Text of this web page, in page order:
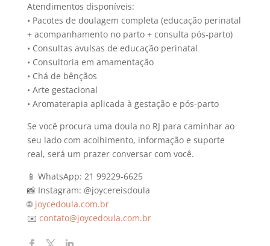
Atendimentos disponíveis:
• Pacotes de doulagem completa (educação perinatal
+ acompanhamento no parto + consulta pós-parto)
• Consultas avulsas de educação perinatal
• Consultoria em amamentação
• Chá de bênçãos
• Arte gestacional
• Aromaterapia aplicada à gestação e pós-parto
Se você procura uma doula no RJ para caminhar ao
seu lado com acolhimento, informação e suporte
real, será um prazer conversar com você.
📱 WhatsApp: 21 99229-6625
📸 Instagram: @joycereisdoula
🌐 joycedoula.com.br
✉️ contato@joycedoula.com.br